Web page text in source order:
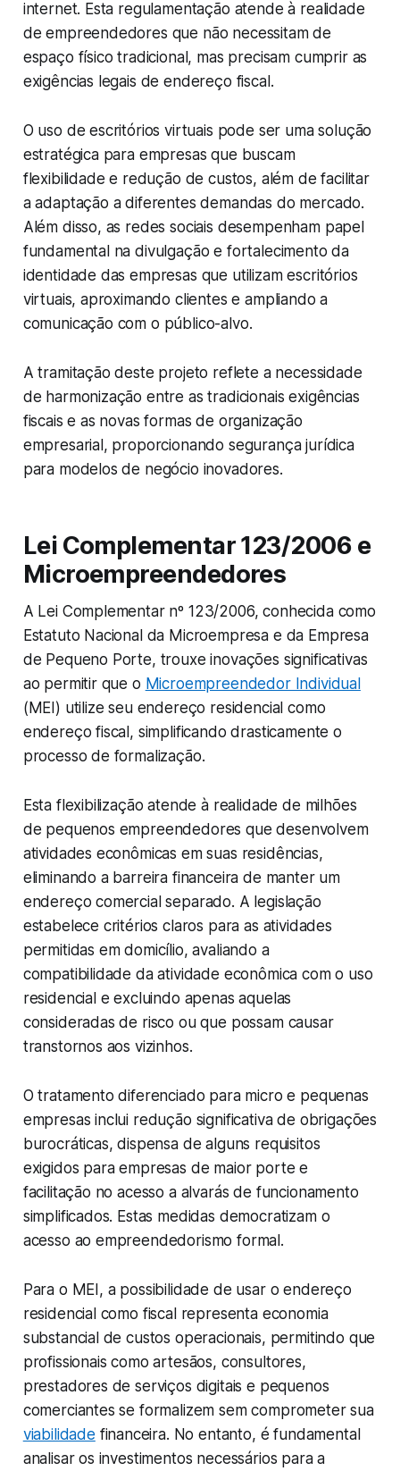
internet. Esta regulamentação atende à realidade
de empreendedores que não necessitam de
espaço físico tradicional, mas precisam cumprir as
exigências legais de endereço fiscal.
O uso de escritórios virtuais pode ser uma solução
estratégica para empresas que buscam
flexibilidade e redução de custos, além de facilitar
a adaptação a diferentes demandas do mercado.
Além disso, as redes sociais desempenham papel
fundamental na divulgação e fortalecimento da
identidade das empresas que utilizam escritórios
virtuais, aproximando clientes e ampliando a
comunicação com o público-alvo.
A tramitação deste projeto reflete a necessidade
de harmonização entre as tradicionais exigências
fiscais e as novas formas de organização
empresarial, proporcionando segurança jurídica
para modelos de negócio inovadores.
Lei Complementar 123/2006 e
Microempreendedores
A Lei Complementar nº 123/2006, conhecida como
Estatuto Nacional da Microempresa e da Empresa
de Pequeno Porte, trouxe inovações significativas
ao permitir que o Microempreendedor Individual
(MEI) utilize seu endereço residencial como
endereço fiscal, simplificando drasticamente o
processo de formalização.
Esta flexibilização atende à realidade de milhões
de pequenos empreendedores que desenvolvem
atividades econômicas em suas residências,
eliminando a barreira financeira de manter um
endereço comercial separado. A legislação
estabelece critérios claros para as atividades
permitidas em domicílio, avaliando a
compatibilidade da atividade econômica com o uso
residencial e excluindo apenas aquelas
consideradas de risco ou que possam causar
transtornos aos vizinhos.
O tratamento diferenciado para micro e pequenas
empresas inclui redução significativa de obrigações
burocráticas, dispensa de alguns requisitos
exigidos para empresas de maior porte e
facilitação no acesso a alvarás de funcionamento
simplificados. Estas medidas democratizam o
acesso ao empreendedorismo formal.
Para o MEI, a possibilidade de usar o endereço
residencial como fiscal representa economia
substancial de custos operacionais, permitindo que
profissionais como artesãos, consultores,
prestadores de serviços digitais e pequenos
comerciantes se formalizem sem comprometer sua
viabilidade financeira. No entanto, é fundamental
analisar os investimentos necessários para a